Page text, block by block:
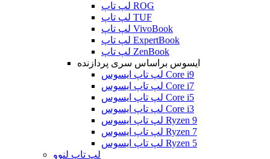
لپ تاپ ROG
لپ تاپ TUF
لپ تاپ VivoBook
لپ تاپ ExpertBook
لپ تاپ ZenBook
ایسوس براساس سری پردازنده
لپ تاپ ایسوس Core i9
لپ تاپ ایسوس Core i7
لپ تاپ ایسوس Core i5
لپ تاپ ایسوس Core i3
لپ تاپ ایسوس Ryzen 9
لپ تاپ ایسوس Ryzen 7
لپ تاپ ایسوس Ryzen 5
لپ تاپ لنوو